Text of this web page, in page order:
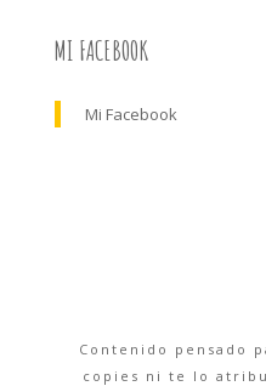
MI FACEBOOK
Mi Facebook
Contenido pensado
copies ni te lo